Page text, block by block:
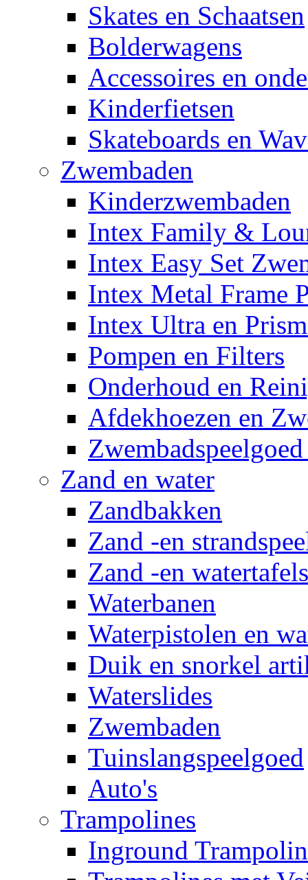
Skates en Schaatsen
Bolderwagens
Accessoires en
Kinderfietsen
Skateboards en
Zwembaden
Kinderzwembaden
Intex Family &
Intex Easy Set
Intex Metal Frame
Intex Ultra en
Pompen en Filters
Onderhoud en
Afdekhoezen en
Zand en water
Zandbakken
Zand -en
Zand -en watertafels
Waterbanen
Waterpistolen en
Duik en snorkel
Waterslides
Zwembaden
Tuinslangspeelgoed
Auto's
Trampolines
Inground